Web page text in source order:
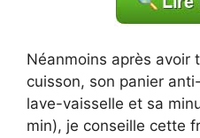
Néanmoins après avoir
cuisson, son panier
lave-vaisselle et sa
min), je conseille cette